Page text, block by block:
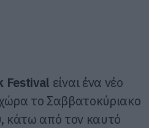
Festival είναι ένα νέο
το Σαββατοκύριακο
κάτω από τον καυτό